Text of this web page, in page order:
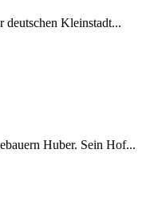
deutschen Kleinstadt...
Huber. Sein Hof...